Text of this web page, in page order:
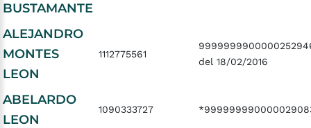
BUSTAMANTE
ALEJANDRO
MONTES
LEON
1112775561
del 18/02/2016
ABELARDO
LEON
1090333727